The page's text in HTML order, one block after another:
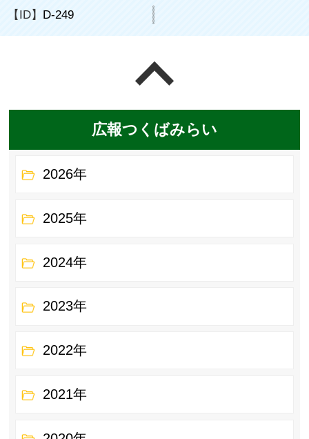
【ID】 D-249
広報つくばみらい
2026年
2025年
2024年
2023年
2022年
2021年